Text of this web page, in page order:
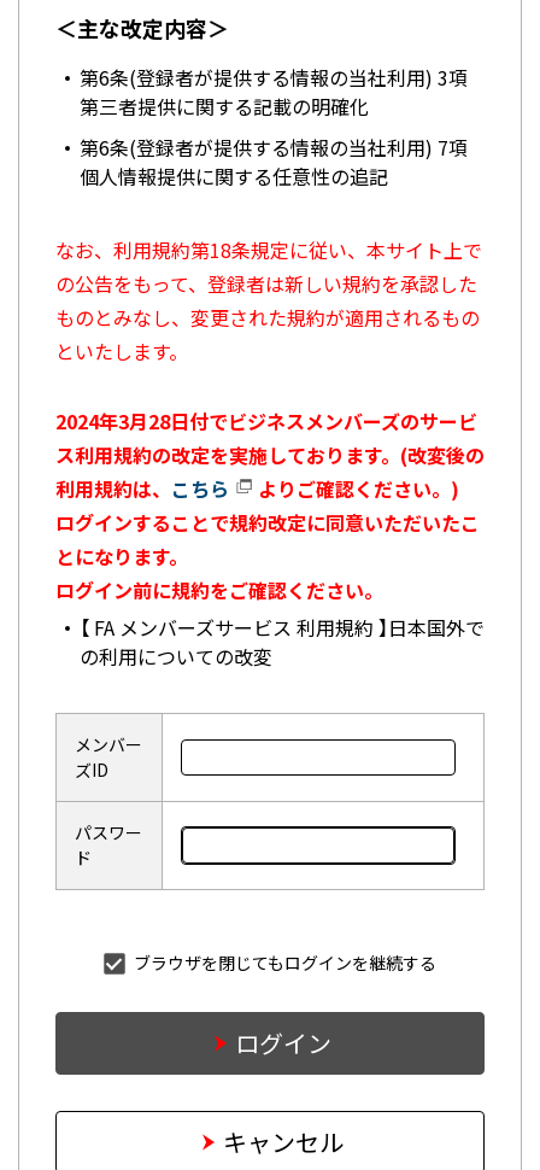
＜主な改定内容＞
第6条(登録者が提供する情報の当社利用) 3項
第三者提供に関する記載の明確化
第6条(登録者が提供する情報の当社利用) 7項
個人情報提供に関する任意性の追記
なお、利用規約第18条規定に従い、本サイト上で
の公告をもって、登録者は新しい規約を承認した
ものとみなし、変更された規約が適用されるもの
といたします。
2024年3月28日付でビジネスメンバーズのサービ
ス利用規約の改定を実施しております。(改変後の
利用規約は、 こちら
よりご確認ください。)
ログインすることで規約改定に同意いただいたこ
とになります。
ログイン前に規約をご確認ください。
【 FA メンバーズサービス 利用規約 】日本国外で
の利用についての改変
メンバー
ズID
パスワー
ド
ブラウザを閉じてもログインを継続する
ログイン
キャンセル